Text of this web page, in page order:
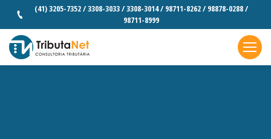
(41) 3205-7352 / 3308-3033 / 3308-3014 / 98711-8262 / 98878-0288 /
98711-8999